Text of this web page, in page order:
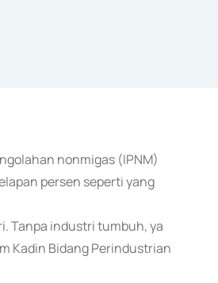
nonmigas (IPNM)
persen seperti yang
Tanpa industri tumbuh, ya
Kadin Bidang Perindustrian